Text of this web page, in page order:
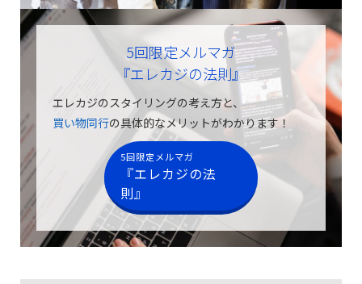
5回限定メルマガ
『エレカジの法則』
エレカジのスタイリングの考え方と、
買い物同行の具体的なメリットがわかります！
5回限定メルマガ
『エレカジの法
則』